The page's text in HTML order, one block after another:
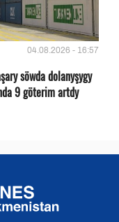
04.08.2026 - 16:57
söwda dolanyşygy
9 göterim artdy